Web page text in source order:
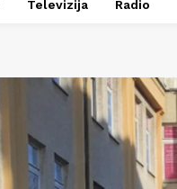
Televizija Radio